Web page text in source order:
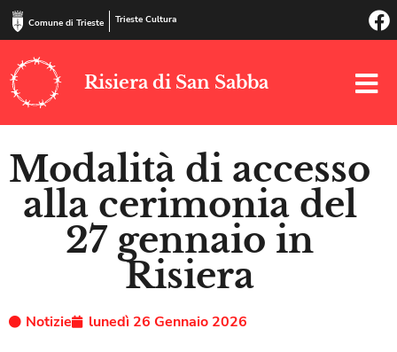
Comune di Trieste Trieste Cultura
Risiera di San Sabba
Modalità di accesso
alla cerimonia del
27 gennaio in
Risiera
Notizie lunedì 26 Gennaio 2026